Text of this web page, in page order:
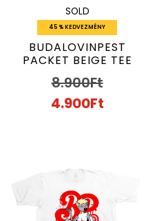
SOLD
45 % KEDVEZMÉNY
BUDALOVINPEST
PACKET BEIGE TEE
8.900Ft
4.900Ft